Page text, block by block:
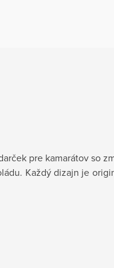
pre kamarátov so
Každý dizajn je